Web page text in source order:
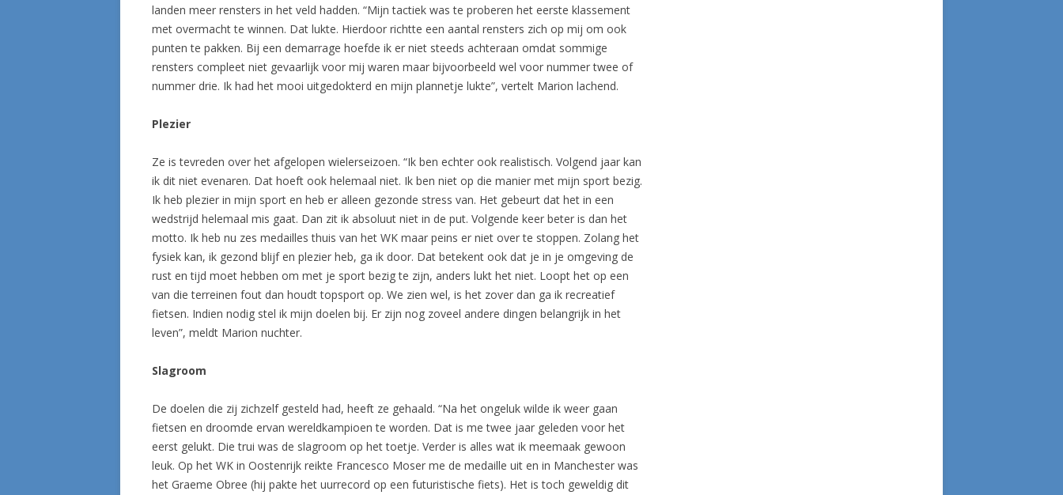
landen meer rensters in het veld hadden. “Mijn tactiek was te proberen het eerste klassement
met overmacht te winnen. Dat lukte. Hierdoor richtte een aantal rensters zich op mij om ook
punten te pakken. Bij een demarrage hoefde ik er niet steeds achteraan omdat sommige
rensters compleet niet gevaarlijk voor mij waren maar bijvoorbeeld wel voor nummer twee of
nummer drie. Ik had het mooi uitgedokterd en mijn plannetje lukte”, vertelt Marion lachend.
Plezier
Ze is tevreden over het afgelopen wielerseizoen. “Ik ben echter ook realistisch. Volgend jaar kan
ik dit niet evenaren. Dat hoeft ook helemaal niet. Ik ben niet op die manier met mijn sport bezig.
Ik heb plezier in mijn sport en heb er alleen gezonde stress van. Het gebeurt dat het in een
wedstrijd helemaal mis gaat. Dan zit ik absoluut niet in de put. Volgende keer beter is dan het
motto. Ik heb nu zes medailles thuis van het WK maar peins er niet over te stoppen. Zolang het
fysiek kan, ik gezond blijf en plezier heb, ga ik door. Dat betekent ook dat je in je omgeving de
rust en tijd moet hebben om met je sport bezig te zijn, anders lukt het niet. Loopt het op een
van die terreinen fout dan houdt topsport op. We zien wel, is het zover dan ga ik recreatief
fietsen. Indien nodig stel ik mijn doelen bij. Er zijn nog zoveel andere dingen belangrijk in het
leven”, meldt Marion nuchter.
Slagroom
De doelen die zij zichzelf gesteld had, heeft ze gehaald. “Na het ongeluk wilde ik weer gaan
fietsen en droomde ervan wereldkampioen te worden. Dat is me twee jaar geleden voor het
eerst gelukt. Die trui was de slagroom op het toetje. Verder is alles wat ik meemaak gewoon
leuk. Op het WK in Oostenrijk reikte Francesco Moser me de medaille uit en in Manchester was
het Graeme Obree (hij pakte het uurrecord op een futuristische fiets). Het is toch geweldig dit